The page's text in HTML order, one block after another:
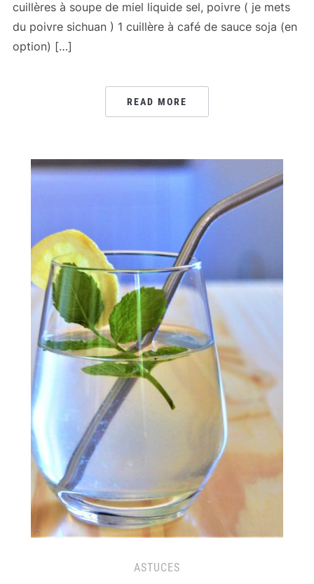
cuillères à soupe de miel liquide sel, poivre ( je mets
du poivre sichuan ) 1 cuillère à café de sauce soja (en
option) […]
READ MORE
ASTUCES